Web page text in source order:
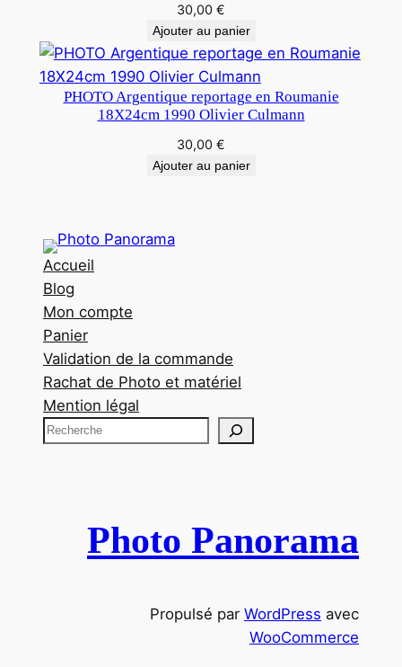
30,00 €
Ajouter au panier
PHOTO Argentique reportage en Roumanie
18X24cm 1990 Olivier Culmann
30,00 €
Ajouter au panier
Accueil
Blog
Mon compte
Panier
Validation de la commande
Rachat de Photo et matériel
Mention légal
R
Photo Panorama
Propulsé par WordPress avec
WooCommerce